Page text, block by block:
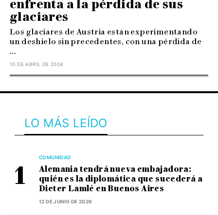
enfrenta a la pérdida de sus
glaciares
Los glaciares de Austria están experimentando
un deshielo sin precedentes, con una pérdida de
...
10 DE ABRIL DE 2024
LO MÁS LEÍDO
COMUNIDAD
Alemania tendrá nueva embajadora:
quién es la diplomática que sucederá a
Dieter Lamlé en Buenos Aires
12 DE JUNIO DE 2026